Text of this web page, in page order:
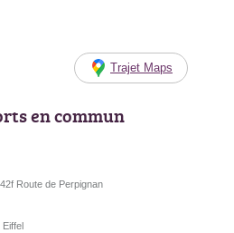
Trajet Maps
en commun
Route de Perpignan